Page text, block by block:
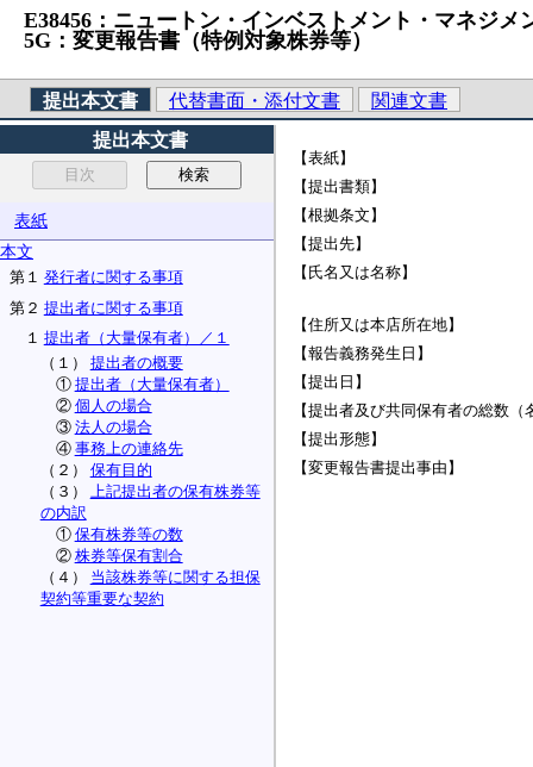
E38456：ニュートン・インベストメント・マネジ
5G：変更報告書（特例対象株券等）
提出本文書 代替書面・添付文書
関連文書
提出本文書